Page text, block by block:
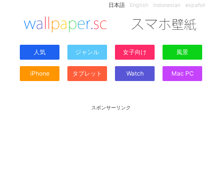
日本語 English Indonesian español
人気 ジャンル 女子向け 風景
iPhone タブレット Watch Mac PC
スポンサーリンク